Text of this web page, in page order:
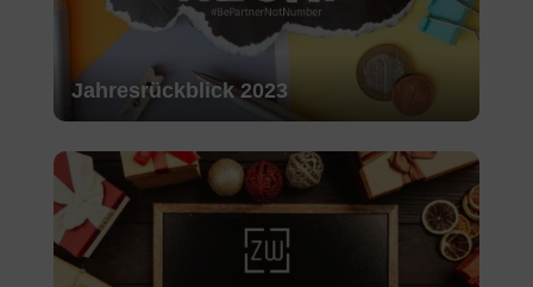
Jahresrückblick 2023